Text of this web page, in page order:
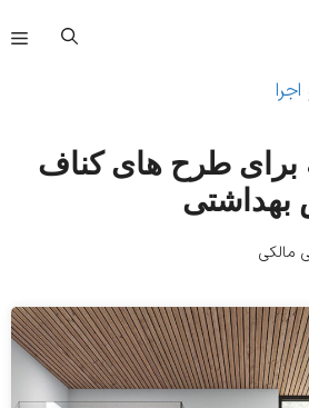
طرح های کناف